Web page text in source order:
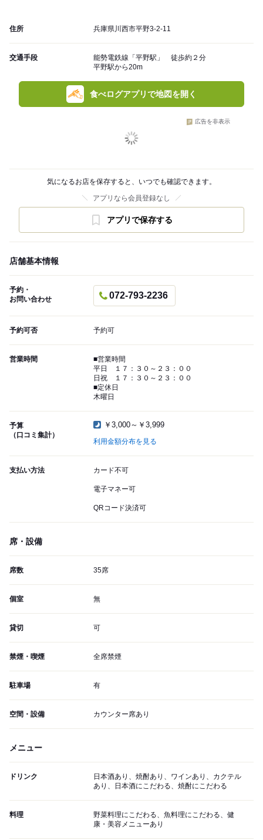
住所 兵庫県川西市平野3-2-11
交通手段
能勢電鉄線「平野駅」 徒歩約２分
平野駅から20m
食べログアプリで地図を開く
広告を非表示
気になるお店を保存すると、いつでも確認できます。
アプリなら会員登録なし
アプリで保存する
店舗基本情報
予約・
お問い合わせ
072-793-2236
予約可否 予約可
営業時間
■営業時間
平日 １７：３０～２３：００
日祝 １７：３０～２３：００
■定休日
木曜日
予算
（口コミ集計）
￥3,000～￥3,999
利用金額分布を見る
支払い方法 カード不可
電子マネー可
QRコード決済可
席・設備
席数 35席
個室 無
貸切 可
禁煙・喫煙 全席禁煙
駐車場 有
空間・設備 カウンター席あり
メニュー
ドリンク
日本酒あり、焼酎あり、ワインあり、カクテル
あり、日本酒にこだわる、焼酎にこだわる
料理
野菜料理にこだわる、魚料理にこだわる、健
康・美容メニューあり